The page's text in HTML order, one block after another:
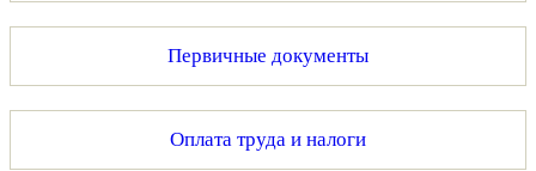
Первичные документы
Оплата труда и налоги